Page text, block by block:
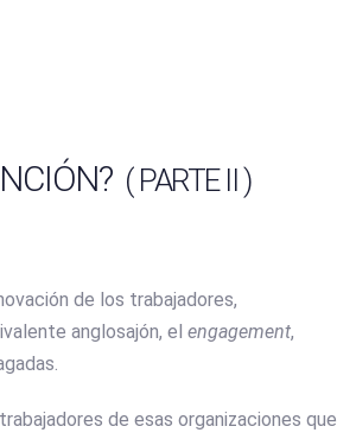
( PARTE II )
de los trabajadores,
anglosajón, el engagement,
de esas organizaciones que